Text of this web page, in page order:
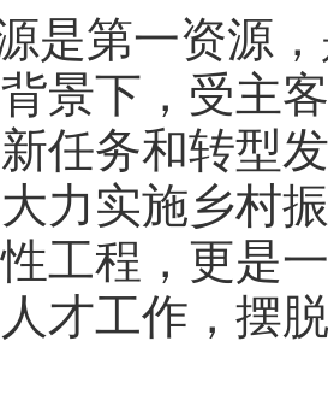
是第一资源
景下，受主
任务和转型
力实施乡村
工程，更是
才工作，摆